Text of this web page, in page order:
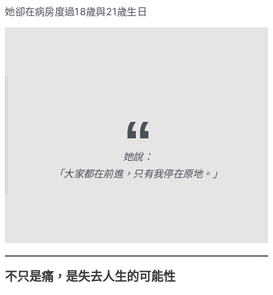
她卻在病房度過18歲與21歲生日
她說：
「大家都在前進，只有我停在原地。」
不只是痛，是失去人生的可能性